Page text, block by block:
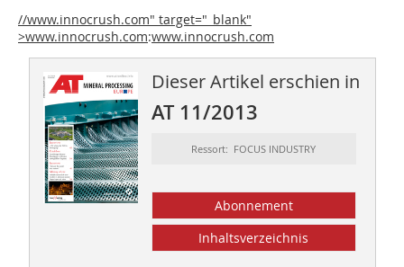
//www.innocrush.com" target="_blank"
>www.innocrush.com:www.innocrush.com
Dieser Artikel erschien in
AT 11/2013
Ressort: FOCUS INDUSTRY
Abonnement
Inhaltsverzeichnis